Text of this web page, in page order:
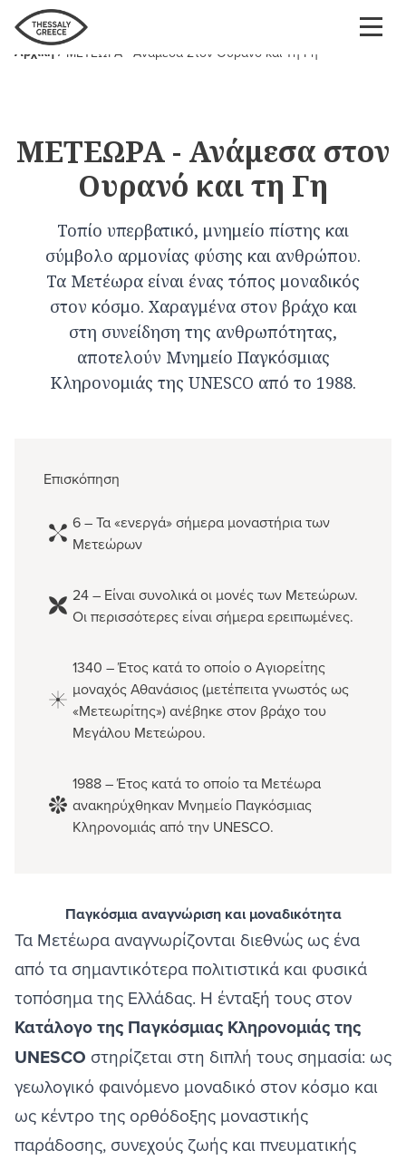
Παράκαμψη
προς
Breadcrumb
Αρχική ΜΕΤΕΩΡΑ - Ανάμεσα Στον Ουρανό και Τη Γη
ΜΕΤΕΩΡΑ - Ανάμεσα στον
Ουρανό και τη Γη
Τοπίο υπερβατικό, μνημείο πίστης και
σύμβολο αρμονίας φύσης και ανθρώπου.
Τα Μετέωρα είναι ένας τόπος μοναδικός
στον κόσμο. Χαραγμένα στον βράχο και
στη συνείδηση της ανθρωπότητας,
αποτελούν Μνημείο Παγκόσμιας
Κληρονομιάς της UNESCO από το 1988.
Παγκόσμια αναγνώριση και μοναδικότητα
Τα Μετέωρα αναγνωρίζονται διεθνώς ως ένα
από τα σημαντικότερα πολιτιστικά και φυσικά
τοπόσημα της Ελλάδας. Η ένταξή τους στον
Κατάλογο της Παγκόσμιας Κληρονομιάς της
UNESCO στηρίζεται στη διπλή τους σημασία: ως
γεωλογικό φαινόμενο μοναδικό στον κόσμο και
ως κέντρο της ορθόδοξης μοναστικής
παράδοσης, συνεχούς ζωής και πνευματικής
Επισκόπηση
6 – Τα «ενεργά» σήμερα μοναστήρια των
Μετεώρων
24 – Είναι συνολικά οι μονές των Μετεώρων.
Οι περισσότερες είναι σήμερα ερειπωμένες.
1340 – Έτος κατά το οποίο ο Αγιορείτης
μοναχός Αθανάσιος (μετέπειτα γνωστός ως
«Μετεωρίτης») ανέβηκε στον βράχο του
Μεγάλου Μετεώρου.
1988 – Έτος κατά το οποίο τα Μετέωρα
ανακηρύχθηκαν Μνημείο Παγκόσμιας
Κληρονομιάς από την UNESCO.